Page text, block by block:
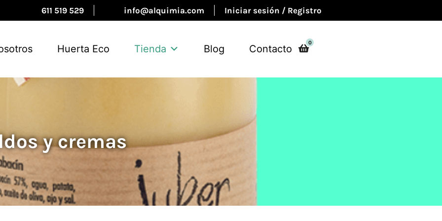
611 519 529 info@alquimia.com Iniciar sesión / Registro
Huerta Eco Tienda Blog Contacto
0
y cremas